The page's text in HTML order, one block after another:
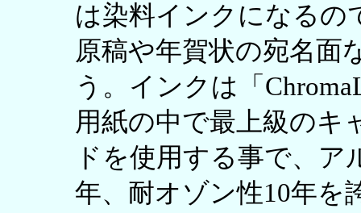
は染料インクになるの
原稿や年賀状の宛名面
う。インクは「
用紙の中で最上級のキ
ドを使用する事で、ア
年、耐オゾン性10年を